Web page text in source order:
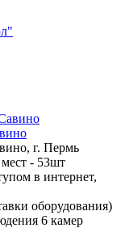
г. Пермь
- 53шт
в интернет,
оборудования)
6 камер